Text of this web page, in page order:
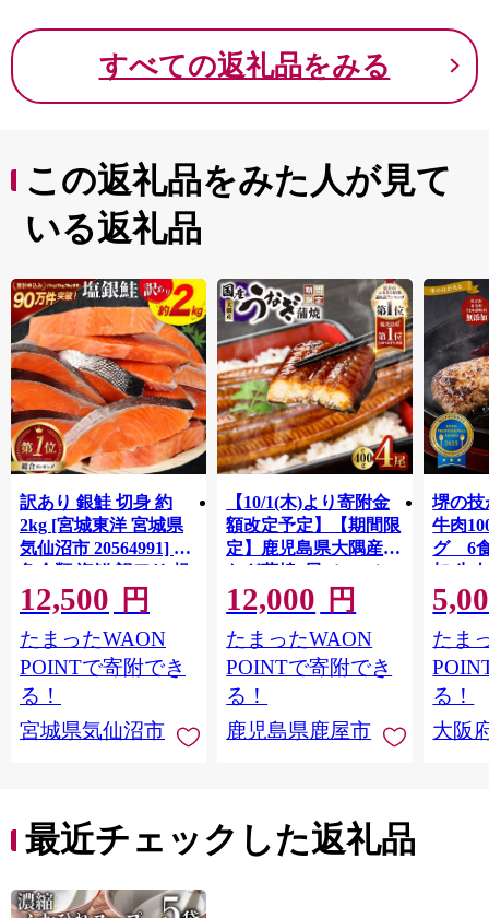
すべての返礼品をみる
この返礼品をみた人が見て
いる返礼品
訳あり 銀鮭 切身 約
2kg [宮城東洋 宮城県
気仙沼市 20564991] 鮭
魚介類 海鮮 訳アリ 規
格外 不揃い さけ サケ
鮭切身 シャケ 切り身
冷凍 家庭用 おかず 弁
当 支援 サーモン 銀鮭
切り身 魚 わけあり
12,500 円
たまったWAON
POINTで寄附でき
る！
宮城県気仙沼市
【10/1(木)より寄附金
額改定予定】【期間限
定】鹿児島県大隅産う
なぎ蒲焼4尾（400g）
12,000 円
たまったWAON
POINTで寄附でき
る！
鹿児島県鹿屋市
堺の技
牛肉
グ 6
加 牛
ット 6
メ 温
菜 簡
すめ
取り
料 ふ
堺市】
たま
る！
大阪
最近チェックした返礼品